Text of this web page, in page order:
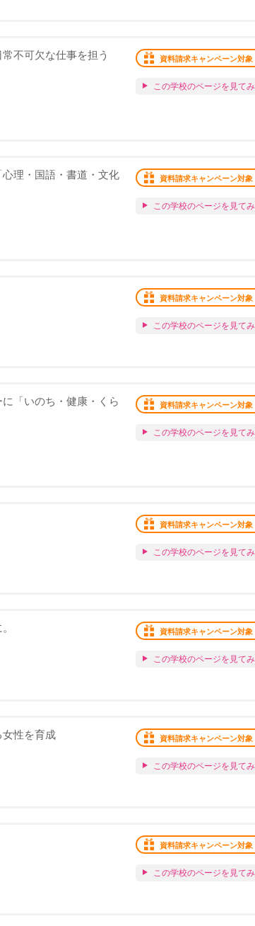
不可欠な仕事を担う
資料請求キャンペーン対象
この学校のページを見て
心理・国語・書道・文化
資料請求キャンペーン対象
この学校のページを見て
資料請求キャンペーン対象
この学校のページを見て
「いのち・健康・くら
資料請求キャンペーン対象
この学校のページを見て
資料請求キャンペーン対象
この学校のページを見て
資料請求キャンペーン対象
この学校のページを見て
性を育成 資料請求キャンペーン対象
この学校のページを見て
資料請求キャンペーン対象
この学校のページを見て